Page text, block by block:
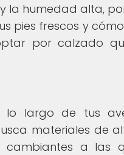
la humedad alta,
frescos y
por calzado
largo de tus
materiales de
a las